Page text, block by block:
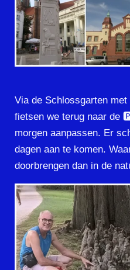
Via de Schlossgarten
fietsen we terug naar de
morgen aanpassen. Er
dagen aan te komen.
doorbrengen dan in de